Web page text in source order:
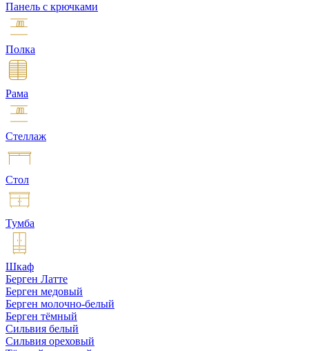
Панель с крючками
Полка
Рама
Стеллаж
Стол
Тумба
Шкаф
Берген Латте
Берген медовый
Берген молочно-белый
Берген тёмный
Сильвия белый
Сильвия ореховый